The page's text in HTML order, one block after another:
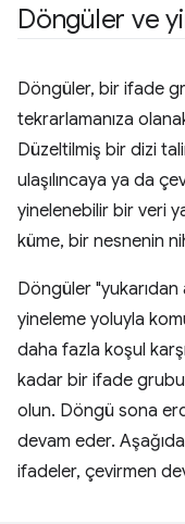
Döngüler ve
Döngüler, bir ifade
tekrarlamanıza
Düzeltilmiş bir dizi
ulaşılıncaya ya da
yinelenebilir bir veri
küme, bir nesnenin
Döngüler "yukarıdan
yineleme yoluyla
daha fazla koşul
kadar bir ifade grubu
olun. Döngü sona
devam eder.
ifadeler, çevirmen